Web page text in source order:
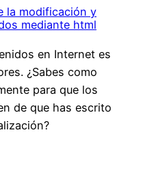
la modificación y
mediante html
en Internet es
¿Sabes como
para que los
de que has escrito